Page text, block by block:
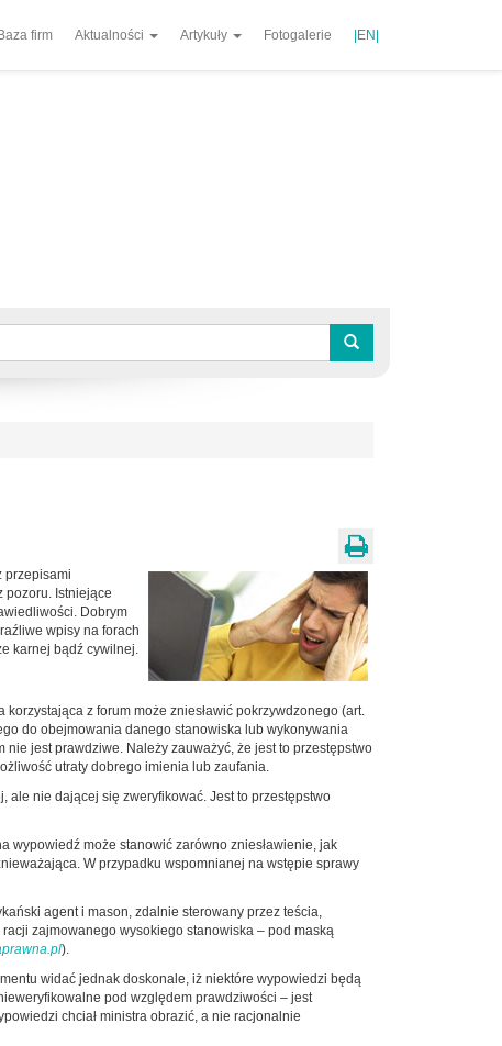
Baza firm Aktualności Artykuły Fotogalerie |EN|
przepisami
pozoru. Istniejące
Dobrym
wpisy na forach
karnej bądź cywilnej.
z forum może zniesławić pokrzywdzonego (art.
do obejmowania danego stanowiska lub wykonywania
jest prawdziwe. Należy zauważyć, że jest to przestępstwo
utraty dobrego imienia lub zaufania.
ale nie dającej się zweryfikować. Jest to przestępstwo
wypowiedź może stanowić zarówno zniesławienie, jak
W przypadku wspomnianej na wstępie sprawy
agent i mason, zdalnie sterowany przez teścia,
zajmowanego wysokiego stanowiska – pod maską
).
widać jednak doskonale, iż niektóre wypowiedzi będą
pod względem prawdziwości – jest
chciał ministra obrazić, a nie racjonalnie